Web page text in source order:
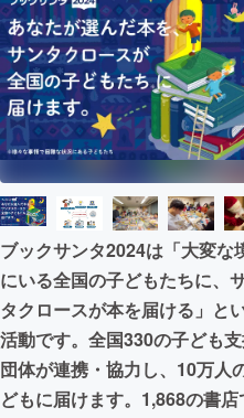
テクノロジー・ガ
映像・映画
ビジネス・起業
まちづくり・地域
CAMPFIRE for Social
CAMPFIREふるさと納
ブックサンタ2024は「大変な
にいる全国の子どもたちに、
タクロースが本を届ける」と
活動です。全国330の子ども
団体が連携・協力し、10万人
どもに届けます。1,868の書店